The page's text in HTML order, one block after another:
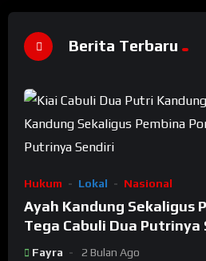
Berita Terbaru
Hukum Lokal Nasional
Ayah Kandung Sekaligus
Tega Cabuli Dua Putrinya
Fayra 2 Bulan Ago